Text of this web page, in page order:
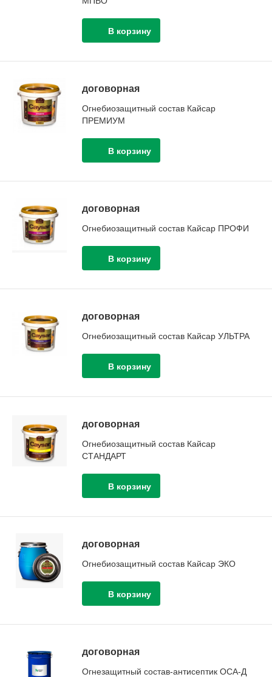
договорная
Огнебиозащитный состав Кайсар
ПРЕМИУМ
договорная
Огнебиозащитный состав Кайсар ПРОФИ
договорная
Огнебиозащитный состав Кайсар УЛЬТРА
договорная
Огнебиозащитный состав Кайсар
СТАНДАРТ
договорная
Огнебиозащитный состав Кайсар ЭКО
договорная
Огнезащитный состав-антисептик ОСА-Д